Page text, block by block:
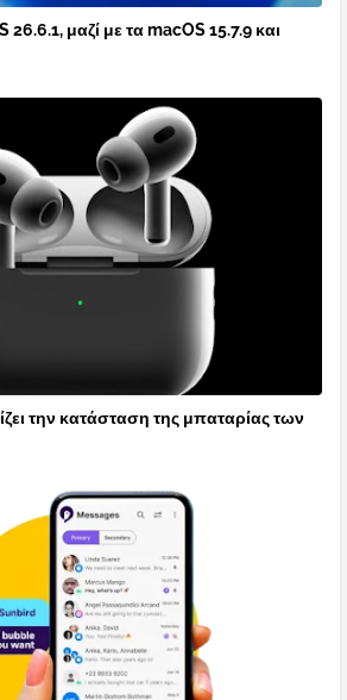
26.6.1, μαζί με τα macOS 15.7.9 και
την κατάσταση της μπαταρίας των